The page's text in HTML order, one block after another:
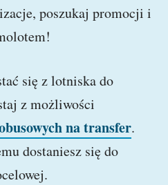
poszukaj promocji i
się z lotniska do
z możliwości
na transfer.
dostaniesz się do